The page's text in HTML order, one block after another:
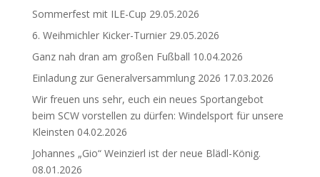
Sommerfest mit ILE-Cup 29.05.2026
6. Weihmichler Kicker-Turnier 29.05.2026
Ganz nah dran am großen Fußball 10.04.2026
Einladung zur Generalversammlung 2026 17.03.2026
Wir freuen uns sehr, euch ein neues Sportangebot
beim SCW vorstellen zu dürfen: Windelsport für unsere
Kleinsten 04.02.2026
Johannes „Gio“ Weinzierl ist der neue Blädl-König.
08.01.2026